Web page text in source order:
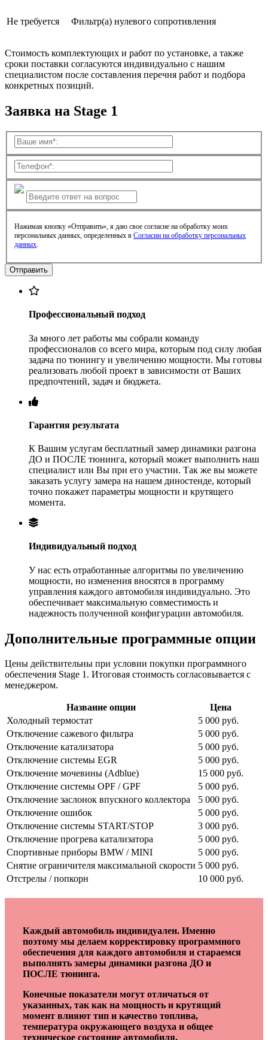
Не требуется Фильтр(а) нулевого сопротивления
Стоимость комплектующих и работ по установке, а также
сроки поставки согласуются индивидуально с нашим
специалистом после составления перечня работ и подбора
конкретных позиций.
Заявка на Stage 1
Нажимая кнопку «Отправить», я даю свое согласие на обработку моих
персональных данных, определенных в Согласии на обработку персональных
данных.
Профессиональный подход
За много лет работы мы собрали команду
профессионалов со всего мира, которым под силу любая
задача по тюнингу и увеличению мощности. Мы готовы
реализовать любой проект в зависимости от Ваших
предпочтений, задач и бюджета.
Гарантия результата
К Вашим услугам бесплатный замер динамики разгона
ДО и ПОСЛЕ тюнинга, который может выполнить наш
специалист или Вы при его участии. Так же вы можете
заказать услугу замера на нашем диностенде, который
точно покажет параметры мощности и крутящего
момента.
Индивидуальный подход
У нас есть отработанные алгоритмы по увеличению
мощности, но изменения вносятся в программу
управления каждого автомобиля индивидуально. Это
обеспечивает максимальную совместимость и
надежность полученной конфигурации автомобиля.
Дополнительные программные опции
Цены действительны при условии покупки программного
обеспечения Stage 1. Итоговая стоимость согласовывается с
менеджером.
Название опции
Цена
Холодный термостат
5 000 руб.
Отключение сажевого фильтра
5 000 руб.
Отключение катализатора
5 000 руб.
Отключение системы EGR
5 000 руб.
Отключение мочевины (Adblue)
15 000 руб.
Отключение системы OPF / GPF
5 000 руб.
Отключение заслонок впускного коллектора
5 000 руб.
Отключение ошибок
5 000 руб.
Отключение системы START/STOP
3 000 руб.
Отключение прогрева катализатора
5 000 руб.
Спортивные приборы BMW / MINI
5 000 руб.
Снятие ограничителя максимальной скорости 5 000 руб.
Отстрелы / попкорн
10 000 руб.
Каждый автомобиль индивидуален. Именно
поэтому мы делаем корректировку программного
обеспечения для каждого автомобиля и стараемся
выполнять замеры динамики разгона ДО и
ПОСЛЕ тюнинга.
Конечные показатели могут отличаться от
указанных, так как на мощность и крутящий
момент влияют тип и качество топлива,
температура окружающего воздуха и общее
техническое состояние автомобиля.